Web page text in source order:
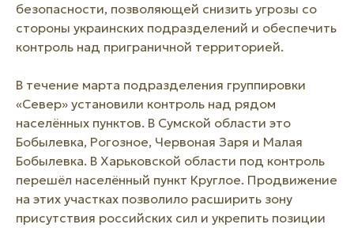
безопасности, позволяющей снизить угрозы со
стороны украинских подразделений и обеспечить
контроль над приграничной территорией.
В течение марта подразделения группировки
«Север» установили контроль над рядом
населённых пунктов. В Сумской области это
Бобылевка, Рогозное, Червоная Заря и Малая
Бобылевка. В Харьковской области под контроль
перешёл населённый пункт Круглое. Продвижение
на этих участках позволило расширить зону
присутствия российских сил и укрепить позиции